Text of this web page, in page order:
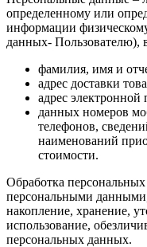
определенному или
информации
данных- Пользователю),
фамилия, имя и
адрес доставки
адрес электронной
данных номеров
телефонов,
наименований
стоимости.
Обработка
персональными
накопление, хранение,
использование,
персональных данных.